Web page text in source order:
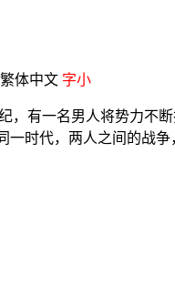
体中文 字小
，有一名男人将势力不
时代，两人之间的战争